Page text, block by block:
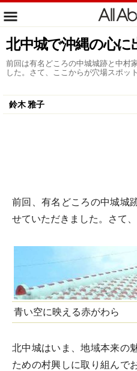
北中城で沖縄の心に
前回は有名どころの中城城跡と中村
した。さて、ここからが穴場スポッ
鈴木 雅子
前回、有名どころの中城城
せていただきました。さて
青い空に映える赤がわら
北中城はいま、地域本来の
ための村興しに取り組んで